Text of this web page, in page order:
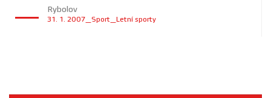
Rybolov
31. 1. 2007_Sport_Letní sporty